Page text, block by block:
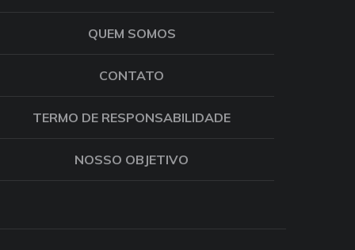
QUEM SOMOS
CONTATO
TERMO DE RESPONSABILIDADE
NOSSO OBJETIVO